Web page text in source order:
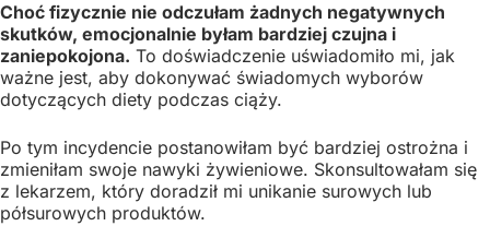
Choć fizycznie nie odczułam żadnych negatywnych
skutków, emocjonalnie byłam bardziej czujna i
zaniepokojona. To doświadczenie uświadomiło mi, jak
ważne jest, aby dokonywać świadomych wyborów
dotyczących diety podczas ciąży.
Po tym incydencie postanowiłam być bardziej ostrożna i
zmieniłam swoje nawyki żywieniowe. Skonsultowałam się
z lekarzem, który doradził mi unikanie surowych lub
półsurowych produktów.